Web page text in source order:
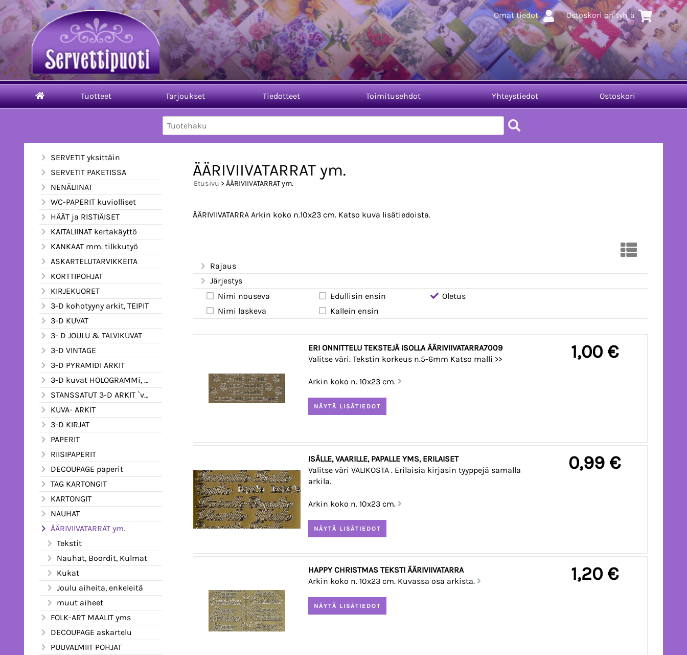
Omat tiedot Ostoskori on tyhjä
Tuotteet Tarjoukset Tiedotteet Toimitusehdot Yhteystiedot Ostoskori
SERVETIT yksittäin
SERVETIT PAKETISSA
NENÄLIINAT
WC-PAPERIT kuviolliset
HÄÄT ja RISTIÄISET
KAITALIINAT kertakäyttö
KANKAAT mm. tilkkutyö
ASKARTELUTARVIKKEITA
KORTTIPOHJAT
KIRJEKUORET
3-D kohotyyny arkit, TEIPIT
3-D KUVAT
3- D JOULU & TALVIKUVAT
3-D VINTAGE
3-D PYRAMIDI ARKIT
3-D kuvat HOLOGRAMMi, kimalle ym.
STANSSATUT 3-D ARKIT `valmiiksi leikatut
KUVA- ARKIT
3-D KIRJAT
PAPERIT
RIISIPAPERIT
DECOUPAGE paperit
TAG KARTONGIT
KARTONGIT
NAUHAT
ÄÄRIVIIVATARRAT ym.
Tekstit
Nauhat, Boordit, Kulmat
Kukat
Joulu aiheita, enkeleitä
muut aiheet
FOLK-ART MAALIT yms
DECOUPAGE askartelu
PUUVALMIIT POHJAT
ÄÄRIVIIVATARRAT ym.
Etusivu > ÄÄRIVIIVATARRAT ym.
ÄÄRIVIIVATARRA Arkin koko n.10x23 cm. Katso kuva lisätiedoista.
Rajaus
Järjestys
Nimi nouseva
Nimi laskeva
Edullisin ensin
Kallein ensin
Oletus
ERI ONNITTELU TEKSTEJÄ ISOLLA ÄÄRIVIIVATARRA7009
Valitse väri. Tekstin korkeus n.5-6mm Katso malli >>
Arkin koko n. 10x23 cm.
1,00 €
ISÄLLE, VAARILLE, PAPALLE YMS, ERILAISET
Valitse väri VALIKOSTA . Erilaisia kirjasin tyyppejä samalla
arkila.
Arkin koko n. 10x23 cm.
0,99 €
HAPPY CHRISTMAS TEKSTI ÄÄRIVIIVATARRA
Arkin koko n. 10x23 cm. Kuvassa osa arkista.
1,20 €